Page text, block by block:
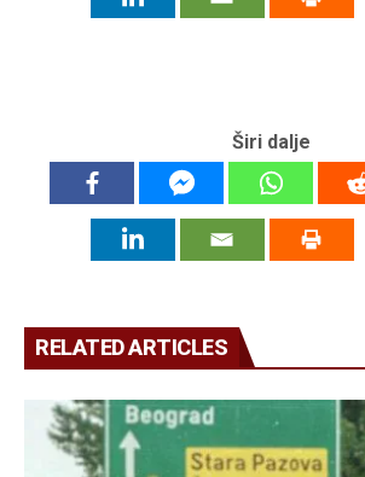
Širi dalje
RELATED ARTICLES